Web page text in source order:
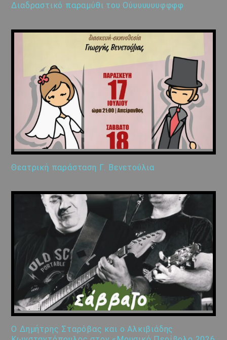
Διαδραστικό παραμύθι του Ούυυυυυυφφφφ
Θεατρική παράσταση Γ. Βενετούλια
Ο Δημήτρης Σταρόβας και ο Αλκιβιάδης